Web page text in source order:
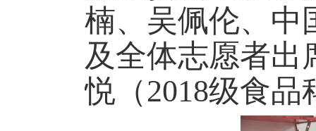
楠、吴佩伦、中
及全体志愿者出
悦（2018级食品